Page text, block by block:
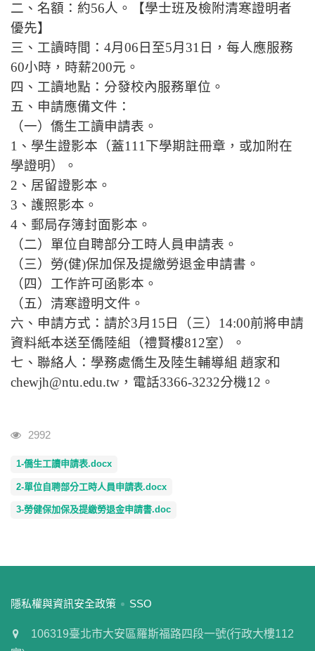
二、名額：約56人。【學士班及檢附清寒證明者
優先】
三、工讀時間： 4月 06 日至5月 31 日，每人應服務
60小時，時薪200元。
四、工讀地點：分發校內服務單位。
五、申請應備文件：
（一）僑生工讀申請表。
1 、學生證影本（蓋111 下學期註冊章，或加附在
學證明）。
2 、居留證影本。
3 、護照影本。
4 、郵局存簿封面影本。
（二）單位自聘部分工時人員申請表。
（三）勞(健)保加保及提繳勞退金申請書。
（四）工作許可函影本。
（五）清寒證明文件。
六、申請方式：請於3月 15 日（三） 14:00前將申請
資料紙本送至僑陸組（禮賢樓812室）。
七、聯絡人：學務處僑生及陸生輔導組 趙家和
chewjh@ntu.edu.tw ，電話3366-3232分機12 。
瀏覽人次
2992
1-僑生工讀申請表.docx
2-單位自聘部分工時人員申請表.docx
3-勞健保加保及提繳勞退金申請書.doc
:::
隱私權與資訊安全政策 SSO
106319臺北市大安區羅斯福路四段一號(行政大樓112